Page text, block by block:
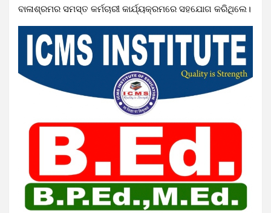
ବାଳାଶ୍ରମର ସମସ୍ତ କର୍ମଚାରୀ କାର୍ଯ୍ୟକ୍ରମରେ ସହଯୋଗ କରିଥିଲେ।